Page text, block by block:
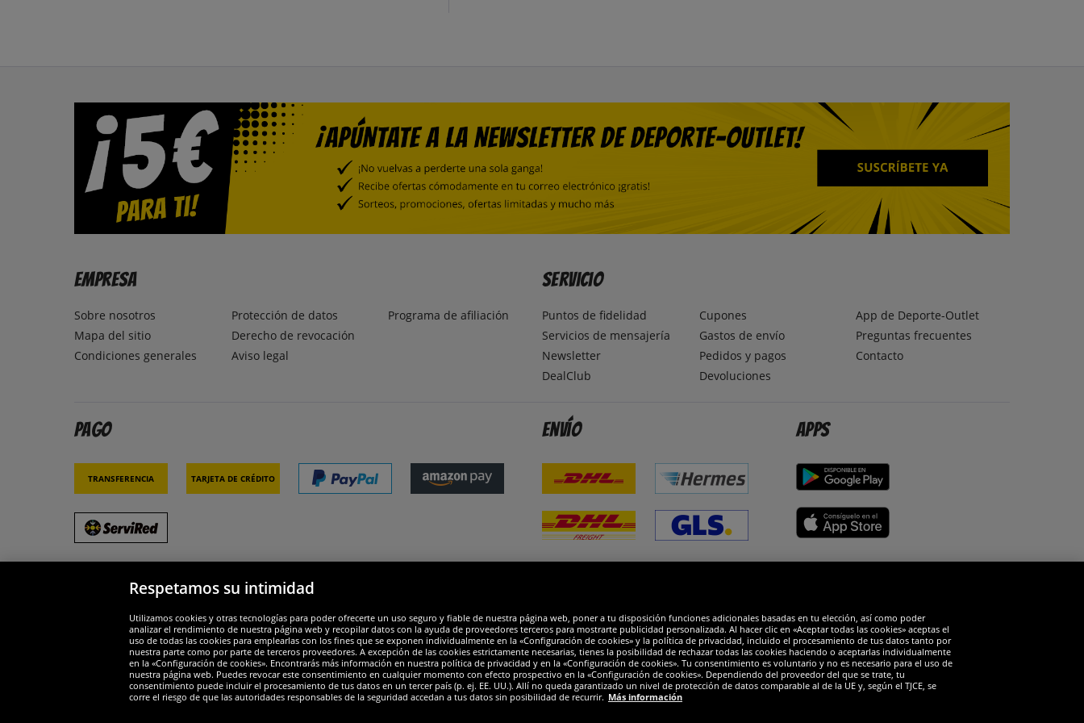
Empresa
Sobre nosotros
Mapa del sitio
Condiciones generales
Protección de datos
Derecho de revocación
Aviso legal
Programa de afiliación
Servicio
Puntos de fidelidad
Servicios de mensajería
Newsletter
DealClub
Cupones
Gastos de envío
Pedidos y pagos
Devoluciones
App de Deporte-Outlet
Preguntas frecuentes
Contacto
Pago
Transferencia Tarjeta de crédito
Envío Apps
Widerruf
Respetamos su intimidad
Utilizamos cookies y otras tecnologías para poder ofrecerte un uso seguro y fiable de nuestra página web, poner a tu disposición funciones adicionales basadas en tu elección, así como poder
analizar el rendimiento de nuestra página web y recopilar datos con la ayuda de proveedores terceros para mostrarte publicidad personalizada. Al hacer clic en «Aceptar todas las cookies» aceptas el
uso de todas las cookies para emplearlas con los fines que se exponen individualmente en la «Configuración de cookies» y la política de privacidad, incluido el procesamiento de tus datos tanto por
nuestra parte como por parte de terceros proveedores. A excepción de las cookies estrictamente necesarias, tienes la posibilidad de rechazar todas las cookies haciendo o aceptarlas individualmente
en la «Configuración de cookies». Encontrarás más información en nuestra política de privacidad y en la «Configuración de cookies». Tu consentimiento es voluntario y no es necesario para el uso de
nuestra página web. Puedes revocar este consentimiento en cualquier momento con efecto prospectivo en la «Configuración de cookies». Dependiendo del proveedor del que se trate, tu
consentimiento puede incluir el procesamiento de tus datos en un tercer país (p. ej. EE. UU.). Allí no queda garantizado un nivel de protección de datos comparable al de la UE y, según el TJCE, se
corre el riesgo de que las autoridades responsables de la seguridad accedan a tus datos sin posibilidad de recurrir. Más información